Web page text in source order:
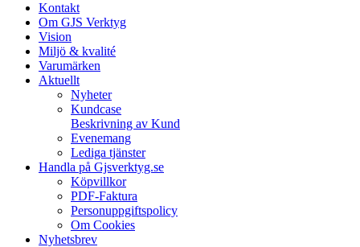
Kontakt
Om GJS Verktyg
Vision
Miljö & kvalité
Varumärken
Aktuellt
Nyheter
Kundcase
Beskrivning av Kund
Evenemang
Lediga tjänster
Handla på Gjsverktyg.se
Köpvillkor
PDF-Faktura
Personuppgiftspolicy
Om Cookies
Nyhetsbrev